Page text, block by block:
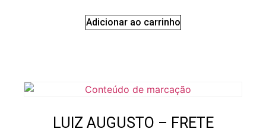
Adicionar ao carrinho
LUIZ AUGUSTO – FRETE